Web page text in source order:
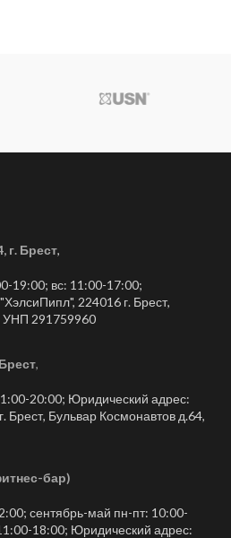
г. Брест,
19:00; вс: 11:00-17:00;
224016 г. Брест,
УНП 291759960
,
20:00; Юридический адрес:
Бульвар Космонавтов д.64,
бар)
сентябрь-май пн-пт: 10:00-
18:00; Юридический адрес: